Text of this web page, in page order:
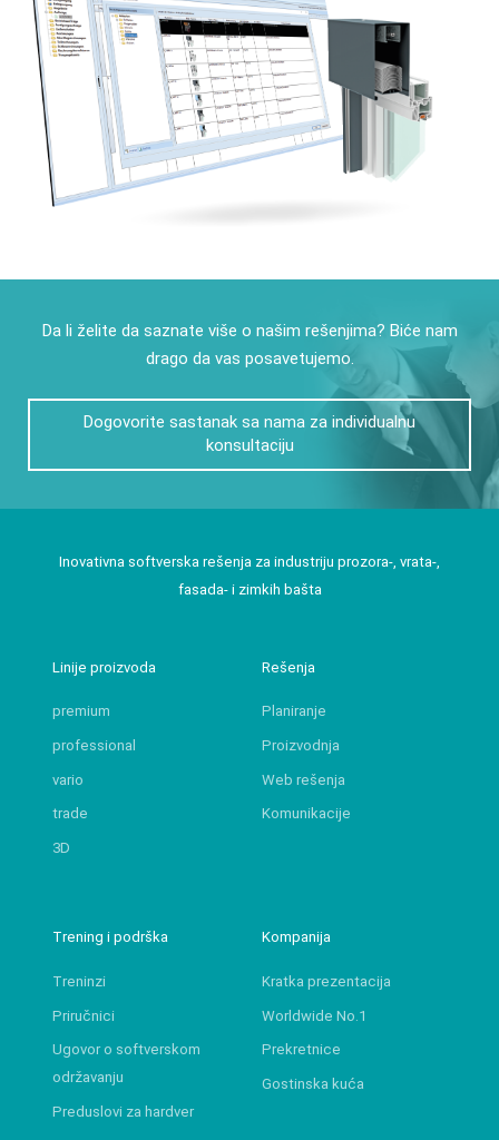
Da li želite da saznate više o našim rešenjima? Biće nam
drago da vas posavetujemo.
Dogovorite sastanak sa nama za individualnu
konsultaciju
Inovativna softverska rešenja za industriju prozora-, vrata-,
fasada- i zimkih bašta
Linije proizvoda
premium
professional
vario
trade
3D
Rešenja
Planiranje
Proizvodnja
Web rešenja
Komunikacije
Trening i podrška
Treninzi
Priručnici
Ugovor o softverskom
održavanju
Preduslovi za hardver
Kompanija
Kratka prezentacija
Worldwide No.1
Prekretnice
Gostinska kuća